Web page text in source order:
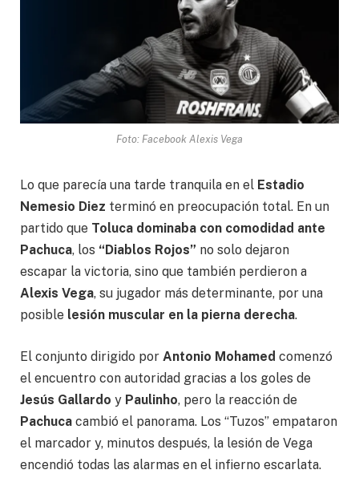
Foto: Facebook Alexis Vega
Lo que parecía una tarde tranquila en el Estadio
Nemesio Diez terminó en preocupación total. En un
partido que Toluca dominaba con comodidad ante
Pachuca, los “Diablos Rojos” no solo dejaron
escapar la victoria, sino que también perdieron a
Alexis Vega, su jugador más determinante, por una
posible lesión muscular en la pierna derecha.
El conjunto dirigido por Antonio Mohamed comenzó
el encuentro con autoridad gracias a los goles de
Jesús Gallardo y Paulinho, pero la reacción de
Pachuca cambió el panorama. Los “Tuzos” empataron
el marcador y, minutos después, la lesión de Vega
encendió todas las alarmas en el infierno escarlata.